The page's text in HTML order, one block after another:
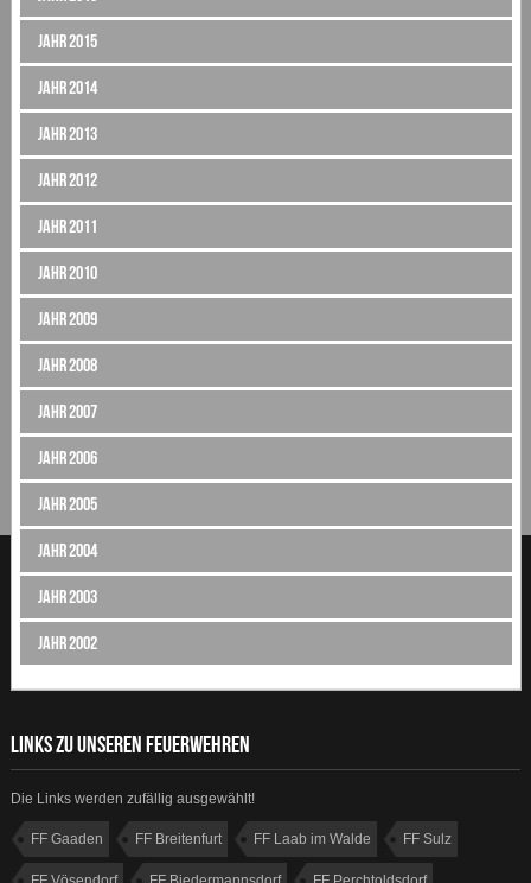
Jahr 2015
Jahr 2014
Jahr 2013
Jahr 2012
Jahr 2011
Jahr 2010
Jahr 2009
Jahr 2008
Jahr 2007
Jahr 2006
Jahr 2005
Jahr 2004
Jahr 2003
Jahr 2002
LINKS ZU UNSEREN FEUERWEHREN
Die Links werden zufällig ausgewählt!
FF Gaaden FF Breitenfurt FF Laab im Walde FF Sulz